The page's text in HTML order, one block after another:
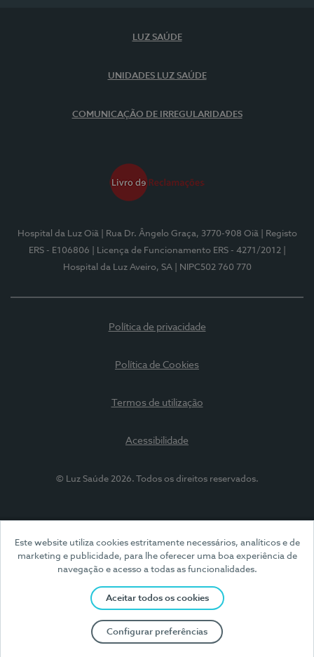
Este website utiliza cookies estritamente necessários, analíticos e de
marketing e publicidade, para lhe oferecer uma boa experiência de
navegação e acesso a todas as funcionalidades.
Aceitar todos os cookies
Configurar preferências
LUZ SAÚDE
UNIDADES LUZ SAÚDE
COMUNICAÇÃO DE IRREGULARIDADES
Hospital da Luz Oiã | Rua Dr. Ângelo Graça, 3770-908 Oiã
| Registo
ERS - E106806
| Licença de Funcionamento ERS - 4271/2012
Hospital da Luz Aveiro, SA
| NIPC502 760 770
Política de privacidade
Política de Cookies
Termos de utilização
Acessibilidade
© Luz Saúde 2026. Todos os direitos reservados.